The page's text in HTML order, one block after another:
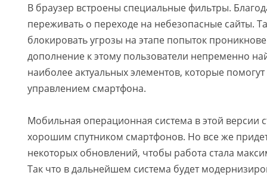
В браузер встроены специальные фильтры.
переживать о переходе на небезопасные сайты.
блокировать угрозы на этапе попыток
дополнение к этому пользователи непременно
наиболее актуальных элементов, которые
управлением смартфона.
Мобильная операционная система в этой версии
хорошим спутником смартфонов. Но все же
некоторых обновлений, чтобы работа стала
Так что в дальнейшем система будет